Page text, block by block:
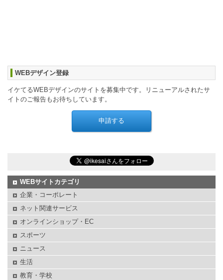
WEBデザイン登録
イケてるWEBデザインのサイトを募集中です。リニューアルされたサ
イトのご報告もお待ちしています。
WEBサイトカテゴリ
企業・コーポレート
ネット関連サービス
オンラインショップ・EC
スポーツ
ニュース
生活
教育・学校